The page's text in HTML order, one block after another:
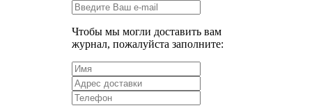
Чтобы мы могли доставить вам
журнал, пожалуйста заполните: